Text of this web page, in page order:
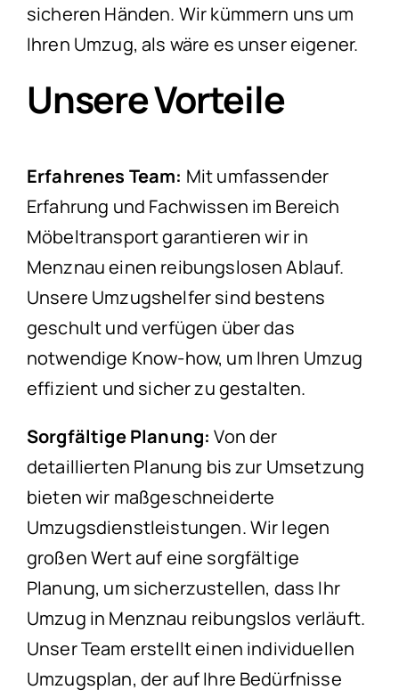
sicheren Händen. Wir kümmern uns um
Ihren Umzug, als wäre es unser eigener.
Unsere Vorteile
Erfahrenes Team: Mit umfassender
Erfahrung und Fachwissen im Bereich
Möbeltransport garantieren wir in
Menznau einen reibungslosen Ablauf.
Unsere Umzugshelfer sind bestens
geschult und verfügen über das
notwendige Know-how, um Ihren Umzug
effizient und sicher zu gestalten.
Sorgfältige Planung: Von der
detaillierten Planung bis zur Umsetzung
bieten wir maßgeschneiderte
Umzugsdienstleistungen. Wir legen
großen Wert auf eine sorgfältige
Planung, um sicherzustellen, dass Ihr
Umzug in Menznau reibungslos verläuft.
Unser Team erstellt einen individuellen
Umzugsplan, der auf Ihre Bedürfnisse